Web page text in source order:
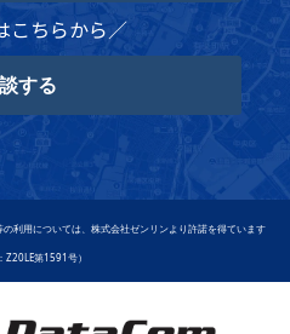
こちらから／
する
利用については、株式会社ゼンリンより許諾を得ています
Z20LE第1591号）